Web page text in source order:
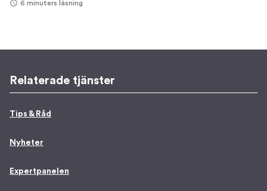
6 minuters läsning
Relaterade tjänster
Tips & Råd
Nyheter
Expertpanelen